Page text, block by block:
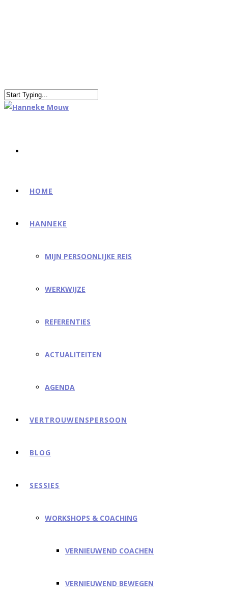
HOME
HANNEKE
MIJN PERSOONLIJKE REIS
WERKWIJZE
REFERENTIES
ACTUALITEITEN
AGENDA
VERTROUWENSPERSOON
BLOG
SESSIES
WORKSHOPS & COACHING
VERNIEUWEND COACHEN
VERNIEUWEND BEWEGEN